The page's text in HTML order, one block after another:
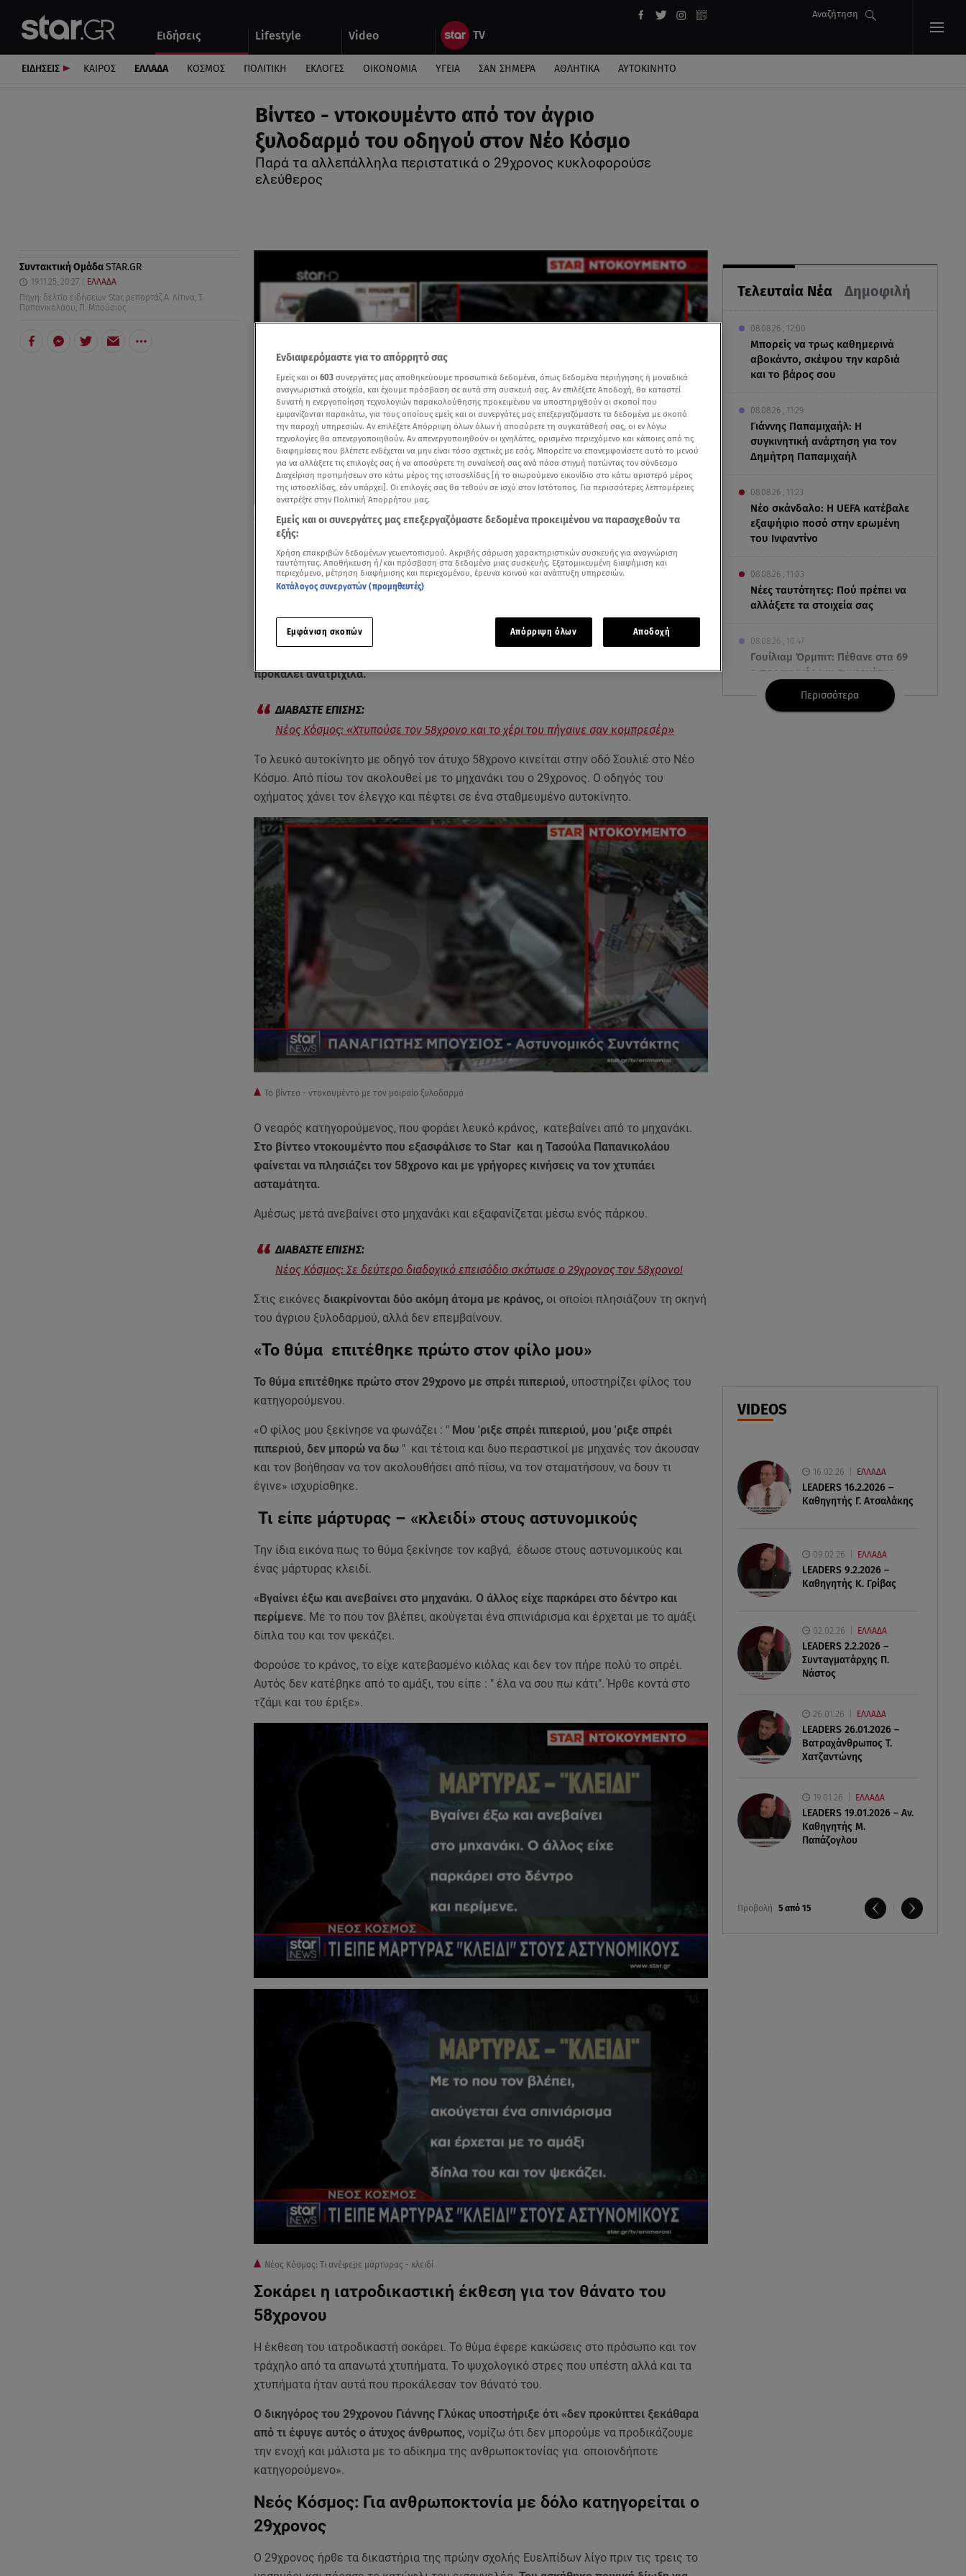
Ειδήσεις Lifestyle Video
Αναζήτηση
Αυτοκίνητο
ΕΙΔΗΣΕΙΣ ΚΑΙΡΟΣ ΕΛΛΑΔΑ ΚΟΣΜΟΣ ΠΟΛΙΤΙΚΗ ΕΚΛΟΓΕΣ ΟΙΚΟΝΟΜΙΑ ΥΓΕΙΑ ΣΑΝ ΣΗΜΕΡΑ ΑΘΛΗΤΙΚΑ ΑΥΤΟΚΙΝΗΤΟ
Βίντεο - ντοκουμέντο από τον άγριο
ξυλοδαρμό του οδηγού στον Νέο Κόσμο
Παρά τα αλλεπάλληλα περιστατικά ο 29χρονος κυκλοφορούσε
ελεύθερος
Τελευταία Νέα Δημοφιλή
08.08.26 , 12:00
Μπορείς να τρως καθημερινά
αβοκάντο, σκέψου την καρδιά
και το βάρος σου
08.08.26 , 11:29
Γιάννης Παπαμιχαήλ: Η
συγκινητική ανάρτηση για τον
Δημήτρη Παπαμιχαήλ
08.08.26 , 11:23
Νέο σκάνδαλο: Η UEFA κατέβαλε
εξαψήφιο ποσό στην ερωμένη
του Ινφαντίνο
08.08.26 , 11:03
Νέες ταυτότητες: Πού πρέπει να
αλλάξετε τα στοιχεία σας
08.08.26 , 10:47
Γουίλιαμ Όρμπιτ: Πέθανε στα 69
ο παραγωγός και συνεργάτης
της Μαντόνα
παραλία
Περισσότερα
VIDEOS
16.02.26 ΕΛΛΑΔΑ
LEADERS 16.2.2026 –
Καθηγητής Γ. Ατσαλάκης
09.02.26 ΕΛΛΑΔΑ
LEADERS 9.2.2026 –
Καθηγητής Κ. Γρίβας
02.02.26 ΕΛΛΑΔΑ
LEADERS 2.2.2026 –
Συνταγματάρχης Π.
Νάστος
26.01.26 ΕΛΛΑΔΑ
LEADERS 26.01.2026 –
Βατραχάνθρωπος Τ.
Χατζαντώνης
19.01.26 ΕΛΛΑΔΑ
LEADERS 19.01.2026 – Αν.
Καθηγητής Μ.
Παπάζογλου
Προβολή 5 από 15
Συντακτική ΟμάδαSTAR.GR
19.11.25, 20:27
ΕΛΛΑΔΑ
Πηγή: δελτίο ειδήσεων Star, ρεπορτάζ Α. Λίτινα, Τ.
Παπανικολάου, Π. Μπούσιος
Το βίντεο - ντοκουμέντο που εξασφάλισε το Star για τον μοιραίο ξυλοδαρμό στον Νέο Κόσμο
Add star.gr on Google
Ακούστε το άρθρο3:40
Το βίντεο ντοκουμέντο από τον άγριο ξυλοδαρμό του άτυχου οδηγού στον
προκαλεί ανατριχίλα.
Νέος Κόσμος: «Χτυπούσε τον 58χρονο και το χέρι του πήγαινε σαν κομπρεσέρ»
Το λευκό αυτοκίνητο με οδηγό τον άτυχο 58χρονο κινείται στην οδό Σουλιέ στο Νέο
Κόσμο. Από πίσω τον ακολουθεί με το μηχανάκι του ο 29χρονος. Ο οδηγός του
οχήματος χάνει τον έλεγχο και πέφτει σε ένα σταθμευμένο αυτοκίνητο.
Το βίντεο - ντοκουμέντο με τον μοιραίο ξυλοδαρμό
Ο νεαρός κατηγορούμενος, που φοράει λευκό κράνος, κατεβαίνει από το μηχανάκι.
Στο βίντεο ντοκουμέντο που εξασφάλισε το Star και η Τασούλα Παπανικολάου
φαίνεται να πλησιάζει τον 58χρονο και με γρήγορες κινήσεις να τον χτυπάει
ασταμάτητα.
Αμέσως μετά ανεβαίνει στο μηχανάκι και εξαφανίζεται μέσω ενός πάρκου.
Νέος Κόσμος: Σε δεύτερο διαδοχικό επεισόδιο σκότωσε ο 29χρονος τον 58χρονο!
Στις εικόνες διακρίνονται δύο ακόμη άτομα με κράνος, οι οποίοι πλησιάζουν τη σκηνή
του άγριου ξυλοδαρμού, αλλά δεν επεμβαίνουν.
«Το θύμα επιτέθηκε πρώτο στον φίλο μου»
Το θύμα επιτέθηκε πρώτο στον 29χρονο με σπρέι πιπεριού, υποστηρίζει φίλος του
κατηγορούμενου.
«Ο φίλος μου ξεκίνησε να φωνάζει : "Μου 'ριξε σπρέι πιπεριού, μου 'ριξε σπρέι
πιπεριού, δεν μπορώ να δω " και τέτοια και δυο περαστικοί με μηχανές τον άκουσαν
και τον βοήθησαν να τον ακολουθήσει από πίσω, να τον σταματήσουν, να δουν τι
έγινε» ισχυρίσθηκε.
Τι είπε μάρτυρας – «κλειδί» στους αστυνομικούς
Την ίδια εικόνα πως το θύμα ξεκίνησε τον καβγά, έδωσε στους αστυνομικούς και
ένας μάρτυρας κλειδί.
«Βγαίνει έξω και ανεβαίνει στο μηχανάκι. Ο άλλος είχε παρκάρει στο δέντρο και
περίμενε. Με το που τον βλέπει, ακούγεται ένα σπινιάρισμα και έρχεται με το αμάξι
δίπλα του και τον ψεκάζει.
Φορούσε το κράνος, το είχε κατεβασμένο κιόλας και δεν τον πήρε πολύ το σπρέι.
Αυτός δεν κατέβηκε από το αμάξι, του είπε : " έλα να σου πω κάτι". Ήρθε κοντά στο
τζάμι και του έριξε».
Νέος Κόσμος: Τι ανέφερε μάρτυρας - κλειδί
Σοκάρει η ιατροδικαστική έκθεση για τον θάνατο του
58χρονου
Η έκθεση του ιατροδικαστή σοκάρει. Το θύμα έφερε κακώσεις στο πρόσωπο και τον
τράχηλο από τα απανωτά χτυπήματα. Το ψυχολογικό στρες που υπέστη αλλά και τα
χτυπήματα ήταν αυτά που προκάλεσαν τον θάνατό του.
Ο δικηγόρος του 29χρονου Γιάννης Γλύκας υποστήριξε ότι «δεν προκύπτει ξεκάθαρα
από τι έφυγε αυτός ο άτυχος άνθρωπος, νομίζω ότι δεν μπορούμε να προδικάζουμε
την ενοχή και μάλιστα με το αδίκημα της ανθρωποκτονίας για οποιονδήποτε
κατηγορούμενο».
Νεός Κόσμος: Για ανθρωποκτονία με δόλο κατηγορείται ο
29χρονος
Ο 29χρονος ήρθε τα δικαστήρια της πρώην σχολής Ευελπίδων λίγο πριν τις τρεις το
Ενδιαφερόμαστε για το απόρρητό σας
Εμείς και οι 603 συνεργάτες μας αποθηκεύουμε προσωπικά δεδομένα, όπως δεδομένα περιήγησης ή μοναδικά
αναγνωριστικά στοιχεία, και έχουμε πρόσβαση σε αυτά στη συσκευή σας. Αν επιλέξετε Αποδοχή, θα καταστεί
δυνατή η ενεργοποίηση τεχνολογιών παρακολούθησης προκειμένου να υποστηριχθούν οι σκοποί που
εμφανίζονται παρακάτω, για τους οποίους εμείς και οι συνεργάτες μας επεξεργαζόμαστε τα δεδομένα με σκοπό
την παροχή υπηρεσιών. Αν επιλέξετε Απόρριψη όλων όλων ή αποσύρετε τη συγκατάθεσή σας, οι εν λόγω
τεχνολογίες θα απενεργοποιηθούν. Αν απενεργοποιηθούν οι ιχνηλάτες, ορισμένο περιεχόμενο και κάποιες από τις
διαφημίσεις που βλέπετε ενδέχεται να μην είναι τόσο σχετικές με εσάς. Μπορείτε να επανεμφανίσετε αυτό το μενού
για να αλλάξετε τις επιλογές σας ή να αποσύρετε τη συναίνεσή σας ανά πάσα στιγμή πατώντας τον σύνδεσμο
Διαχείριση προτιμήσεων στο κάτω μέρος της ιστοσελίδας [ή το αιωρούμενο εικονίδιο στο κάτω αριστερό μέρος
της ιστοσελίδας, εάν υπάρχει]. Οι επιλογές σας θα τεθούν σε ισχύ στον Ιστότοπος. Για περισσότερες λεπτομέρειες
ανατρέξτε στην Πολιτική Απορρήτου μας.
Εμείς και οι συνεργάτες μας επεξεργαζόμαστε δεδομένα προκειμένου να παρασχεθούν τα
εξής:
Χρήση επακριβών δεδομένων γεωεντοπισμού. Ακριβής σάρωση χαρακτηριστικών συσκευής για αναγνώριση
ταυτότητας. Αποθήκευση ή/και πρόσβαση στα δεδομένα μιας συσκευής. Εξατομικευμένη διαφήμιση και
περιεχόμενο, μέτρηση διαφήμισης και περιεχομένου, έρευνα κοινού και ανάπτυξη υπηρεσιών.
Κατάλογος συνεργατών (προμηθευτές)
Εμφάνιση σκοπών Απόρριψη όλων Αποδοχή